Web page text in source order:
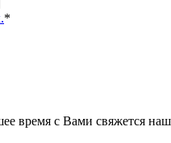
*
время с Вами свяжется